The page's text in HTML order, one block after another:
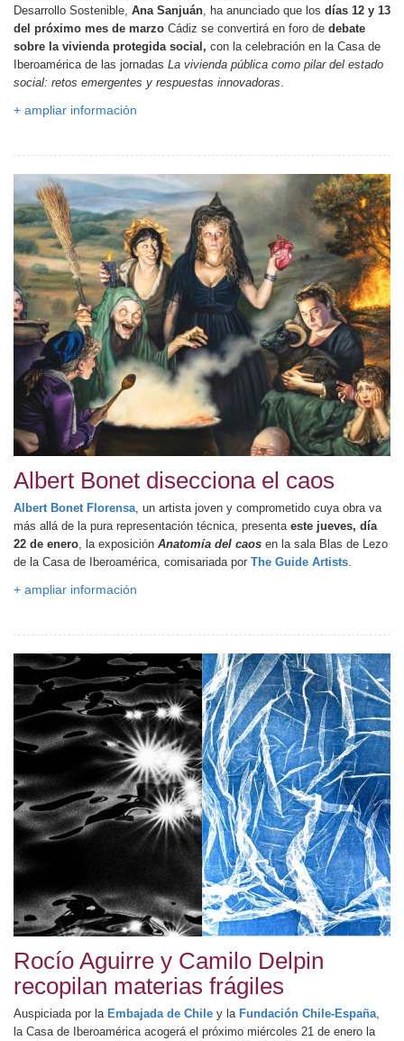
Desarrollo Sostenible, Ana Sanjuán , ha anunciado que los días 12 y 13
del próximo mes de marzo Cádiz se convertirá en foro de debate
sobre la vivienda protegida social, con la celebración en la Casa de
Iberoamérica de las jornadas La vivienda pública como pilar del estado
social: retos emergentes y respuestas innovadoras
+ ampliar información
Albert Bonet disecciona el caos
Albert BonetFlorensa, un artista joven y comprometido cuya obra va
más allá de la pura representación técnica, presenta este jueves, día
22 de enero, la exposición Anatomía del caos en la sala Blas de Lezo
de la Casa de Iberoamérica, comisariada por The Guide Artists.
+ ampliar información
Rocío Aguirre y Camilo Delpin
recopilan materias frágiles
Auspiciada por la Embajada de Chile y la Fundación Chile-España
la Casa de Iberoamérica acogerá el próximo miércoles 21 de enero la